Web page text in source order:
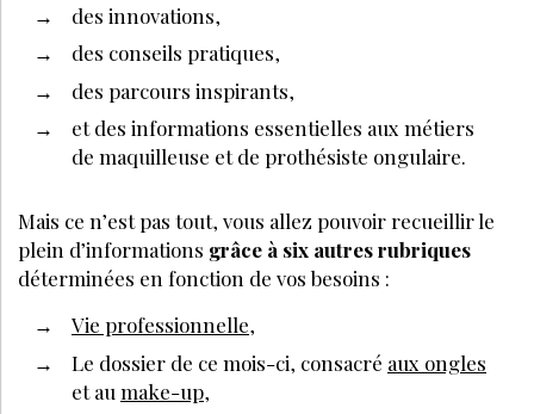
des innovations,
des conseils pratiques,
des parcours inspirants,
et des informations essentielles aux métiers
de maquilleuse et de prothésiste ongulaire.
Mais ce n’est pas tout, vous allez pouvoir recueillir le
plein d’informations grâce à six autres rubriques
déterminées en fonction de vos besoins :
Vie professionnelle,
Le dossier de ce mois-ci, consacré aux ongles
et au make-up,